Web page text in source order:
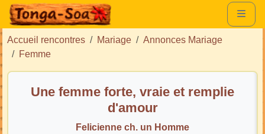
Accueil rencontres Mariage
Annonces Mariage
Femme
Une femme forte, vraie et remplie
d'amour
Felicienne ch. un Homme